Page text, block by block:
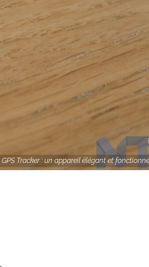
Tracker : un appareil élégant et